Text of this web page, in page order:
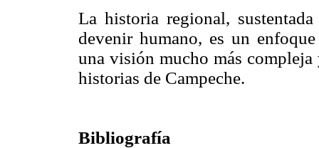
La historia regional,
devenir humano, es un
una visión mucho más
historias de Campeche.
Bibliografía